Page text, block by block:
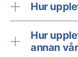
Hur
Hur
annan